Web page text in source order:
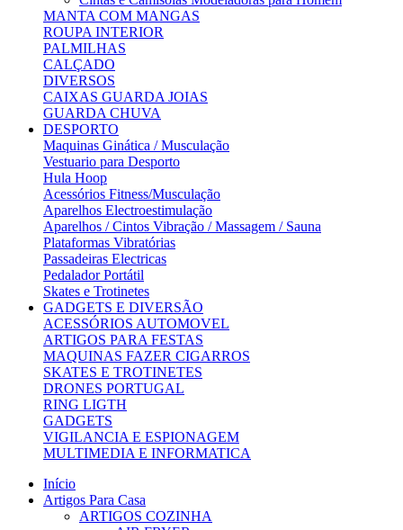
MANTA COM MANGAS
ROUPA INTERIOR
PALMILHAS
CALÇADO
DIVERSOS
CAIXAS GUARDA JOIAS
GUARDA CHUVA
DESPORTO
Maquinas Ginática / Musculação
Vestuario para Desporto
Hula Hoop
Acessórios Fitness/Musculação
Aparelhos Electroestimulação
Aparelhos / Cintos Vibração / Massagem / Sauna
Plataformas Vibratórias
Passadeiras Electricas
Pedalador Portátil
Skates e Trotinetes
GADGETS E DIVERSÃO
ACESSÓRIOS AUTOMOVEL
ARTIGOS PARA FESTAS
MAQUINAS FAZER CIGARROS
SKATES E TROTINETES
DRONES PORTUGAL
RING LIGTH
GADGETS
VIGILANCIA E ESPIONAGEM
MULTIMEDIA E INFORMATICA
Início
Artigos Para Casa
ARTIGOS COZINHA